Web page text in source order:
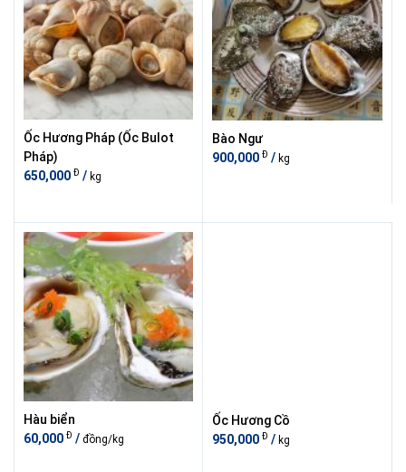
Ốc Hương Pháp (Ốc Bulot
Pháp)
650,000 Đ / kg
Bào Ngư
900,000 Đ / kg
Hàu biển
60,000 Đ / đồng/kg
Ốc Hương Cồ
950,000 Đ / kg